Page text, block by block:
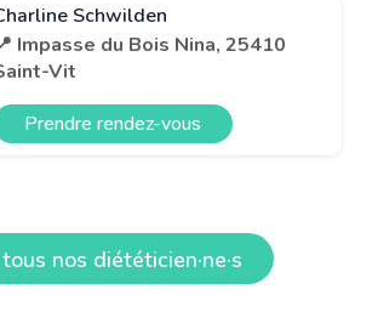
Schwilden
Impasse du Bois Nina, 25410
Vit
Prendre rendez-vous
nos diététicien·ne·s